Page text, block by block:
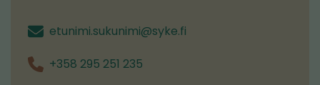
etunimi.sukunimi@syke.fi
+358 295 251 235